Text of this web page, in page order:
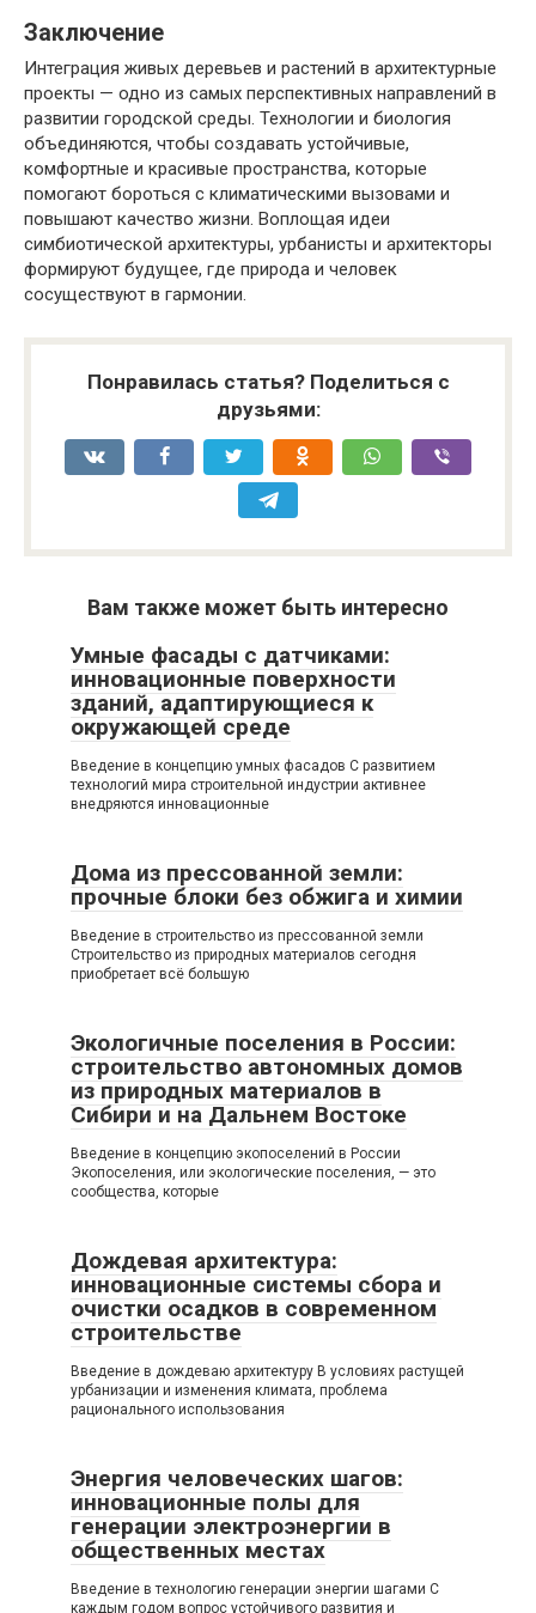
Заключение
Интеграция живых деревьев и растений в архитектурные
проекты — одно из самых перспективных направлений в
развитии городской среды. Технологии и биология
объединяются, чтобы создавать устойчивые,
комфортные и красивые пространства, которые
помогают бороться с климатическими вызовами и
повышают качество жизни. Воплощая идеи
симбиотической архитектуры, урбанисты и архитекторы
формируют будущее, где природа и человек
сосуществуют в гармонии.
Понравилась статья? Поделиться с
друзьями:
Вам также может быть интересно
Умные фасады с датчиками:
инновационные поверхности
зданий, адаптирующиеся к
окружающей среде
Введение в концепцию умных фасадов С развитием
технологий мира строительной индустрии активнее
внедряются инновационные
Дома из прессованной земли:
прочные блоки без обжига и химии
Введение в строительство из прессованной земли
Строительство из природных материалов сегодня
приобретает всё большую
Экологичные поселения в России:
строительство автономных домов
из природных материалов в
Сибири и на Дальнем Востоке
Введение в концепцию экопоселений в России
Экопоселения, или экологические поселения, — это
сообщества, которые
Дождевая архитектура:
инновационные системы сбора и
очистки осадков в современном
строительстве
Введение в дождеваю архитектуру В условиях растущей
урбанизации и изменения климата, проблема
рационального использования
Энергия человеческих шагов:
инновационные полы для
генерации электроэнергии в
общественных местах
Введение в технологию генерации энергии шагами С
каждым годом вопрос устойчивого развития и